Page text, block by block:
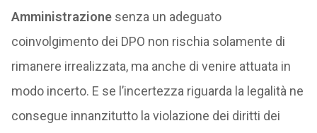
Amministrazionesenza un adeguato
coinvolgimento dei DPO non rischia solamente di
rimanere irrealizzata, ma anche di venire attuata in
modo incerto. E se l’incertezza riguarda la legalità ne
consegue innanzitutto la violazione dei diritti dei